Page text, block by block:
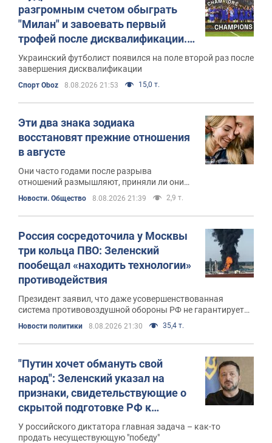
разгромным счетом обыграть
"Милан" и завоевать первый
трофей после дисквалификации.
Видео
Украинский футболист появился на поле второй раз после
завершения дисквалификации
Спорт Oboz 8.08.2026 21:53 15,0 т.
Эти два знака зодиака
восстановят прежние отношения
в августе
Они часто годами после разрыва
отношений размышляют, приняли ли они
Новости. Общество 8.08.2026 21:39 2,9 т.
Россия сосредоточила у Москвы
три кольца ПВО: Зеленский
пообещал «находить технологии»
противодействия
Президент заявил, что даже усовершенствованная
система противовоздушной обороны РФ не гарантирует
Новости политики 8.08.2026 21:30 35,4 т.
"Путин хочет обмануть свой
народ": Зеленский указал на
признаки, свидетельствующие о
скрытой подготовке РФ к
мобилизации
У российского диктатора главная задача – как-то
продать несуществующую "победу"